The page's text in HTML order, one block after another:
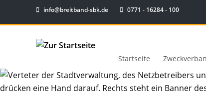
info@breitband-sbk.de 0771 - 16284 - 100
Startseite